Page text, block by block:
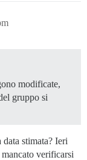
modificate,
gruppo si
stimata? Ieri
verificarsi